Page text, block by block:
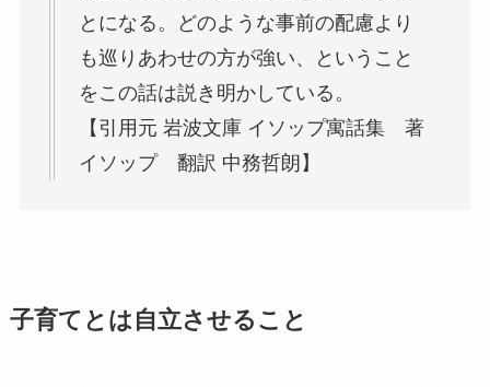
とになる。どのような事前の配慮より
も巡りあわせの方が強い、ということ
をこの話は説き明かしている。
【引用元 岩波文庫 イソップ寓話集 著
イソップ 翻訳 中務哲朗】
子育てとは自立させること